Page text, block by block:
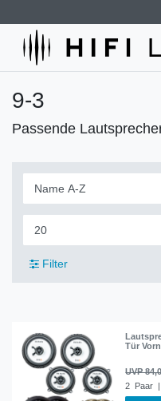
9-3
Passende
Filter
Tür
UVP
2 Paar